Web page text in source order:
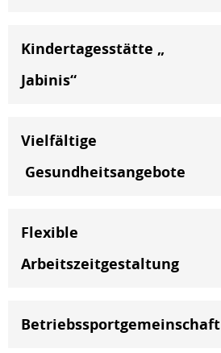
Kindertagesstätte „
Jabinis“
Vielfältige
Gesundheitsangebote
Flexible
Arbeitszeitgestaltung
Betriebssportgemeinschaft